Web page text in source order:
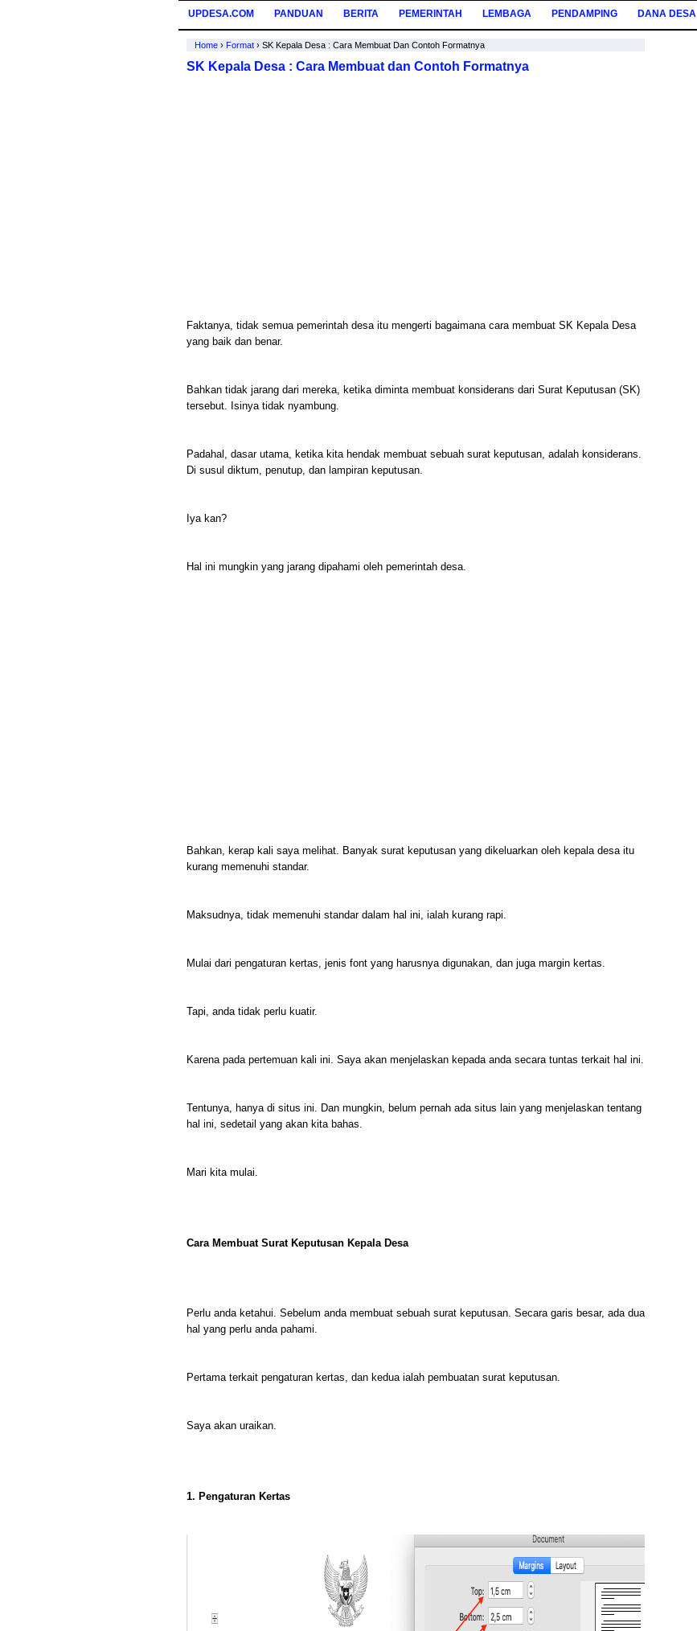
UPDESA.COM PANDUAN BERITA PEMERINTAH LEMBAGA PENDAMPING DANA DESA
Home › Format › SK Kepala Desa : Cara Membuat Dan Contoh Formatnya
SK Kepala Desa : Cara Membuat dan Contoh Formatnya
Faktanya, tidak semua pemerintah desa itu mengerti bagaimana cara membuat SK Kepala Desa
yang baik dan benar.
Bahkan tidak jarang dari mereka, ketika diminta membuat konsiderans dari Surat Keputusan (SK)
tersebut. Isinya tidak nyambung.
Padahal, dasar utama, ketika kita hendak membuat sebuah surat keputusan, adalah konsiderans.
Di susul diktum, penutup, dan lampiran keputusan.
Iya kan?
Hal ini mungkin yang jarang dipahami oleh pemerintah desa.
Bahkan, kerap kali saya melihat. Banyak surat keputusan yang dikeluarkan oleh kepala desa itu
kurang memenuhi standar.
Maksudnya, tidak memenuhi standar dalam hal ini, ialah kurang rapi.
Mulai dari pengaturan kertas, jenis font yang harusnya digunakan, dan juga margin kertas.
Tapi, anda tidak perlu kuatir.
Karena pada pertemuan kali ini. Saya akan menjelaskan kepada anda secara tuntas terkait hal ini.
Tentunya, hanya di situs ini. Dan mungkin, belum pernah ada situs lain yang menjelaskan tentang
hal ini, sedetail yang akan kita bahas.
Mari kita mulai.
Cara Membuat Surat Keputusan Kepala Desa
Perlu anda ketahui. Sebelum anda membuat sebuah surat keputusan. Secara garis besar, ada dua
hal yang perlu anda pahami.
Pertama terkait pengaturan kertas, dan kedua ialah pembuatan surat keputusan.
Saya akan uraikan.
1. Pengaturan Kertas